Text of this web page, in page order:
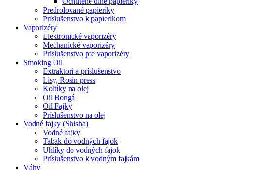
Predrolované papieriky
Príslušenstvo k papierikom
Vaporizéry
Elektronické vaporizéry
Mechanické vaporizéry
Príslušenstvo pre vaporizéry
Smoking Oil
Extraktori a príslušenstvo
Lisy, Rosin press
Koltíky na olej
Oil Bongá
Oil Fajky
Príslušenstvo na olej
Vodné fajky (Shisha)
Vodné fajky
Tabak do vodných fajok
Uhlíky do vodných fajok
Príslušenstvo k vodným fajkám
Váhy